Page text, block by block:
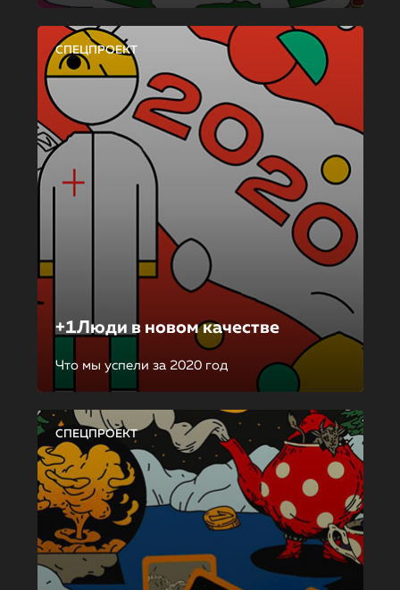
СПЕЦПРОЕКТ
+1Люди в новом качестве
Что мы успели за 2020 год
СПЕЦПРОЕКТ